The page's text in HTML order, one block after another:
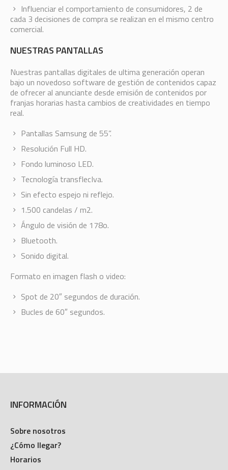
Influenciar el comportamiento de consumidores, 2 de
cada 3 decisiones de compra se realizan en el mismo centro
comercial.
NUESTRAS PANTALLAS
Nuestras pantallas digitales de ultima generación operan
bajo un novedoso software de gestión de contenidos capaz
de ofrecer al anunciante desde emisión de contenidos por
franjas horarias hasta cambios de creatividades en tiempo
real.
Pantallas Samsung de 55”.
Resolución Full HD.
Fondo luminoso LED.
Tecnología transflecIva.
Sin efecto espejo ni reflejo.
1.500 candelas / m2.
Ángulo de visión de 178o.
Bluetooth.
Sonido digital.
Formato en imagen flash o video:
Spot de 20″ segundos de duración.
Bucles de 60″ segundos.
INFORMACIÓN
Sobre nosotros
¿Cómo llegar?
Horarios